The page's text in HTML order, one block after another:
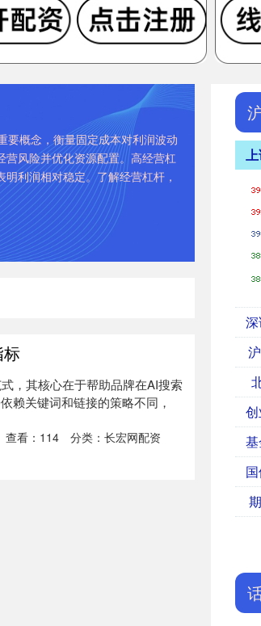
要概念，衡量固定成本对利润波动
营风险并优化资源配置。高经营杠
利润相对稳定。了解经营杠杆，
，其核心在于帮助品牌在AI搜索
赖关键词和链接的策略不同，
查看： 114 分类： 长宏网配资